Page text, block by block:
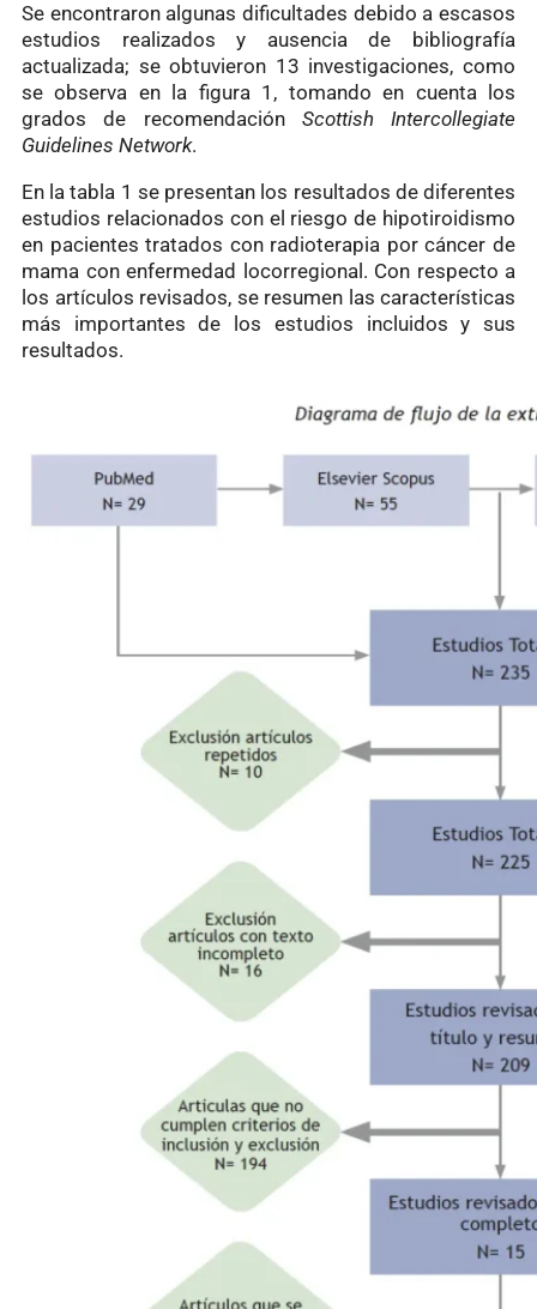
Se encontraron algunas dificultades debido a escasos
estudios realizados y ausencia de bibliografía
actualizada; se obtuvieron 13 investigaciones, como
se observa en la figura 1, tomando en cuenta los
grados de recomendación Scottish Intercollegiate
Guidelines Network.
En la tabla 1 se presentan los resultados de diferentes
estudios relacionados con el riesgo de hipotiroidismo
en pacientes tratados con radioterapia por cáncer de
mama con enfermedad locorregional. Con respecto a
los artículos revisados, se resumen las características
más importantes de los estudios incluidos y sus
resultados.